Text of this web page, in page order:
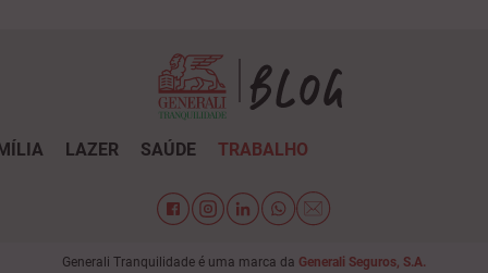
LAZER SAÚDE TRABALHO
Generali Tranquilidade é uma marca da Generali Seguros, S.A.